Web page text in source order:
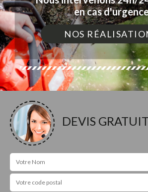
en cas
NOS
DEVIS GRATUIT